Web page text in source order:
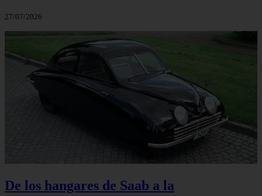
27/07/2026
De los hangares de Saab a la